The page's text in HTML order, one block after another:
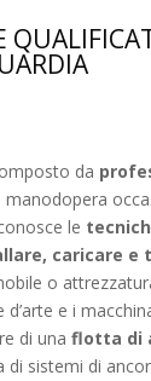
da
manodopera
le
caricare e
o
e i
di una flotta di
di sistemi di